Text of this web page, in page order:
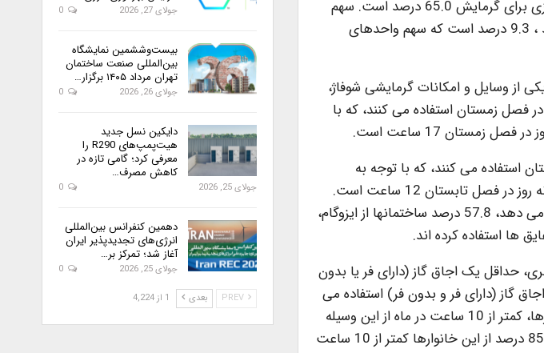
واحد خود را گرم می کنند، دارا است و سهم واحدهای غیرآپارتمانی در استفاده از بخاری گازی برای گرمایش 65.0 درصد است. سهم
شوفاژ از وسایل و امکانات گرمایشی در بین خانوارهای شهری که واحد خود را گرم می کنند ، 9.3 درصد است که سهم واحدهای
شهری، حداقل یکی از وسایل و امکانات گرمایشی شوفاژ،
فصل زمستان استفاده می کنند، که با
17 ساعت است.
استفاده می کنند، که با توجه به
اطلاعات به دست آمده، متوسط ساعت استفاده از وسایل و امکانات سرمایشی در یک شبانه روز در فصل تابستان 12 ساعت است.
بررسی عایقبندی پشت بام ساختمان واحدهای مسکونی معمولی خانوارهای شهری نشان می دهد، 57.8 درصد ساختمانها از ایزوگام،
حداقل یک اجاق گاز (دارای فر یا بدون
خانوارها، بین 50 تا 110 ساعت در ماه، از اجاق گاز (دارای فر و بدون فر) استفاده می
کنند. 12.2 درصد خانوارهای شهری از مایکروویو استفاده می کنند و 87.4 درصد این خانوارها، کمتر از 10 ساعت در ماه از این وسیله
استفاده می کنند. 79.4 درصد خانوارهای شهری از ماشین لباسشویی استفاده می کنند و 85.5 درصد از این خانوارها کمتر از 10 ساعت
جولای 27, 2026
بیست‌وششمین نمایشگاه
بین‌المللی صنعت ساختمان
تهران مرداد ۱۴۰۵ برگزار…
جولای 26, 2026
دایکین نسل جدید
هیت‌پمپ‌های R290 را
معرفی کرد؛ گامی تازه در
کاهش مصرف…
جولای 25, 2026
دهمین کنفرانس بین‌المللی
انرژی‌های تجدیدپذیر ایران
آغاز شد؛ تمرکز بر…
جولای 25, 2026
بعدی 1 از 4,224